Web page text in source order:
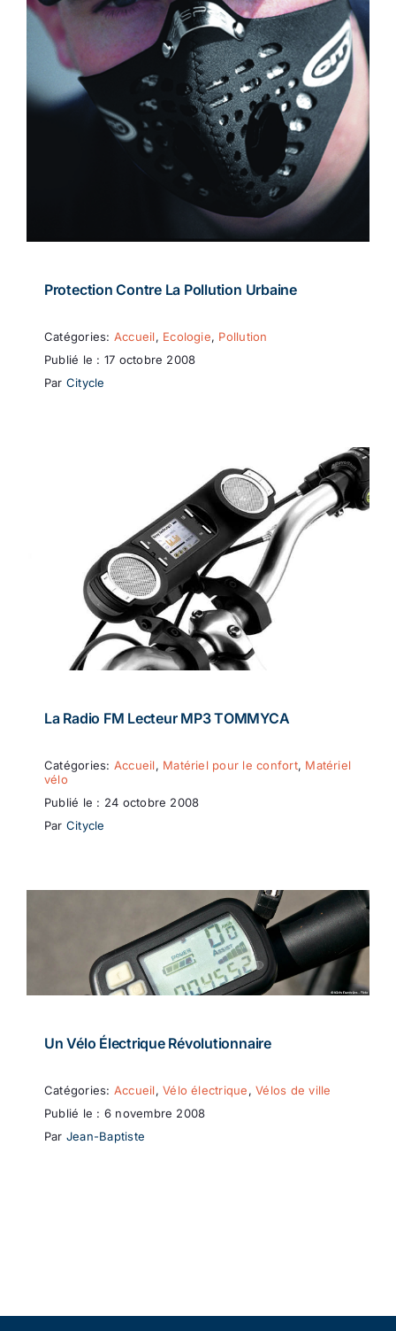
Protection Contre La Pollution Urbaine
Catégories: Accueil, Ecologie, Pollution
Publié le : 17 octobre 2008
Par Citycle
La Radio FM Lecteur MP3 TOMMYCA
Catégories: Accueil, Matériel pour le confort, Matériel
vélo
Publié le : 24 octobre 2008
Par Citycle
Un Vélo Électrique Révolutionnaire
Catégories: Accueil,Vélo électrique,Vélos de ville
Publié le : 6 novembre 2008
Par Jean-Baptiste